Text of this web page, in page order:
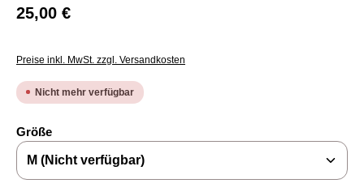
Regulärer Preis:
25,00 €
Preise inkl. MwSt. zzgl. Versandkosten
Nicht mehr verfügbar
Größeauswählen